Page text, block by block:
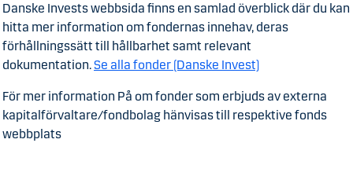
Danske Invests webbsida finns en samlad överblick där du kan
hitta mer information om fondernas innehav, deras
förhållningssätt till hållbarhet samt relevant
dokumentation.Se alla fonder (Danske Invest)
För mer information På om fonder som erbjuds av externa
kapitalförvaltare/fondbolag hänvisas till respektive fonds
webbplats